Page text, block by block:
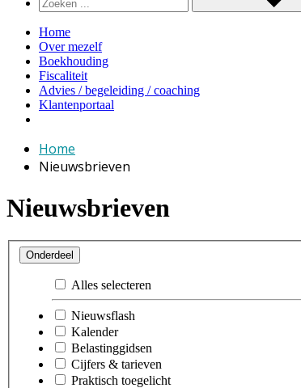
Home
Over mezelf
Boekhouding
Fiscaliteit
Advies / begeleiding / coaching
Klantenportaal
Home
Nieuwsbrieven
Nieuwsbrieven
Onderdeel
Alles selecteren
Nieuwsflash
Kalender
Belastinggidsen
Cijfers & tarieven
Praktisch toegelicht